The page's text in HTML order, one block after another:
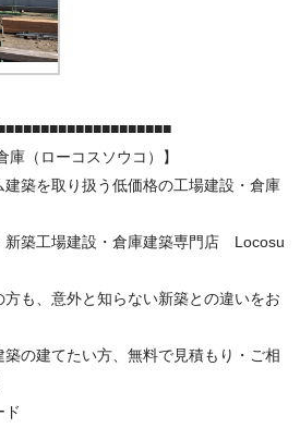
（ローコスソウコ）】
築を取り扱う低価格の工場建設・倉庫
新築工場建設・倉庫建築専門店 Locosu
も、意外と知らない新築との違いをお
の建てたい方、無料で見積もり・ご相
ド